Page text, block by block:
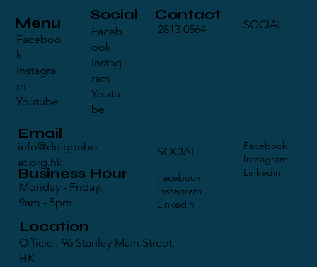
Email
info@dragonbo
at.org.hk
Business Hour
Monday - Friday:
9am - 5pm
SOCIAL
Facebook
Instagram
Linkedin
Contact
2813 0564
Social
Faceb
ook
Instag
ram
Youtu
be
Menu
Faceboo
k
Instagra
m
Youtube
Officie : 96 Stanley Main Street,
HK
Location
SOCIAL
Facebook
Instagram
Linkedin